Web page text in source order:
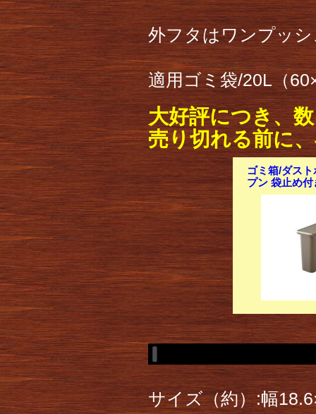
外フタはワンプッ
適用ゴミ袋/20L（
大好評につき、
売り切れる前に
ゴミ箱/ダス
プン 袋止め
サイズ（約）:幅